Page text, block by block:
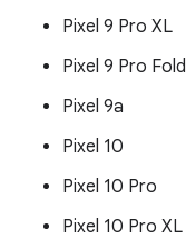
Pixel 9 Pro XL
Pixel 9 Pro Fold
Pixel 9a
Pixel 10
Pixel 10 Pro
Pixel 10 Pro XL